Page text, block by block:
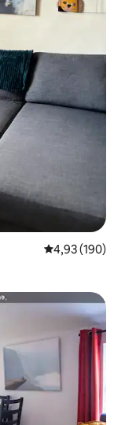
prosječna
4,93 (190)